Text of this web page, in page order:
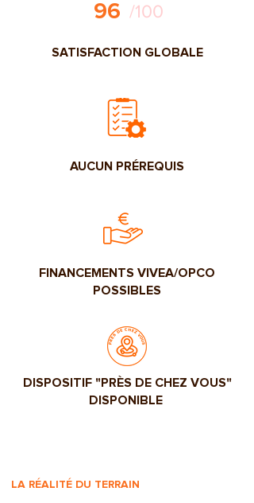
96 /100
SATISFACTION GLOBALE
AUCUN PRÉREQUIS
FINANCEMENTS VIVEA/OPCO
POSSIBLES
DISPOSITIF "PRÈS DE CHEZ VOUS"
DISPONIBLE
LA RÉALITÉ DU TERRAIN